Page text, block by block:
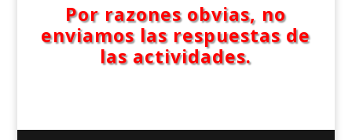
Por razones obvias, no
enviamos las respuestas de
las actividades.